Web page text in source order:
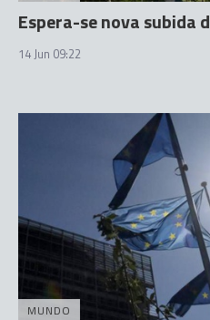
Espera-se nova subida
14 Jun 09:22
MUNDO